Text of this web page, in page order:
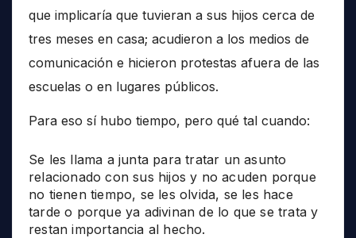
que implicaría que tuvieran a sus hijos cerca de
tres meses en casa; acudieron a los medios de
comunicación e hicieron protestas afuera de las
escuelas o en lugares públicos.
Para eso sí hubo tiempo, pero qué tal cuando:
Se les llama a junta para tratar un asunto
relacionado con sus hijos y no acuden porque
no tienen tiempo, se les olvida, se les hace
tarde o porque ya adivinan de lo que se trata y
restan importancia al hecho.